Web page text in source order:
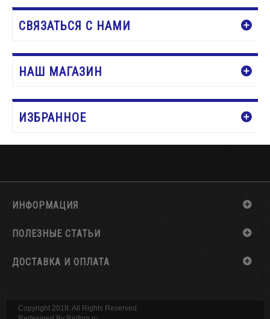
СВЯЗАТЬСЯ С НАМИ
НАШ МАГАЗИН
ИЗБРАННОЕ
ИНФОРМАЦИЯ
ПОЛЕЗНЫЕ СТАТЬИ
ДОСТАВКА И ОПЛАТА
Copyright 2018. All Rights Reserved.